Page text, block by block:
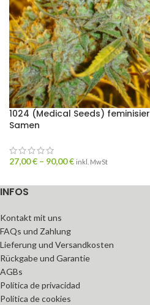
1024 (Medical Seeds)
Samen
27,00€ – 90,00€ inkl. MwSt
INFOS
Kontakt mit uns
FAQs und Zahlung
Lieferung und Versandkosten
Rückgabe und Garantie
AGBs
Política de privacidad
Política de cookies